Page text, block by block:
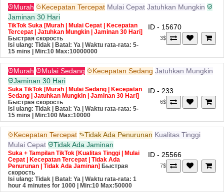
Murah Kecepatan Tercepat Mulai Cepat Jatuhkan Mungkin
Jaminan 30 Hari
TikTok Suka [Murah | Mulai Cepat | Kecepatan
Tercepat | Jatuhkan Mungkin | Jaminan 30 Hari]
Быстрая скорость
Isi ulang: Tidak | Batal: Ya | Waktu rata-rata: 5-
15 mins
| Min:10 Max:10000000
ID - 15670
3$
Murah Mulai Sedang Kecepatan Sedang Jatuhkan Mungkin
Jaminan 30 Hari
Suka TikTok [Murah | Mulai Sedang | Kecepatan
Sedang | Jatuhkan Mungkin | Jaminan 30 Hari]
Быстрая скорость
Isi ulang: Tidak | Batal: Ya | Waktu rata-rata: 5-
15 mins
| Min:100 Max:10000
ID - 233
6$
Kecepatan Tercepat Tidak Ada Penurunan Kualitas Tinggi
Mulai Cepat
Tidak Ada Jaminan
Suka + Tampilan TikTok [Kualitas Tinggi | Mulai
Cepat | Kecepatan Tercepat | Tidak Ada
Penurunan | Tidak Ada Jaminan] Быстрая
скорость
Isi ulang: Tidak | Batal: Ya | Waktu rata-rata: 1
hour 4 minutes for 1000
| Min:10 Max:50000
ID - 25566
7$